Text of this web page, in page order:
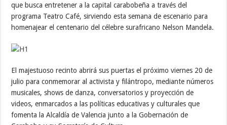
que busca entretener a la capital carabobeña a través del
programa Teatro Café, sirviendo esta semana de escenario para
homenajear el centenario del célebre surafricano Nelson Mandela.
El majestuoso recinto abrirá sus puertas el próximo viernes 20 de
julio para conmemorar al activista y filántropo, mediante números
musicales, shows de danza, conversatorios y proyección de
videos, enmarcados a las políticas educativas y culturales que
fomenta la Alcaldía de Valencia junto a la Gobernación de